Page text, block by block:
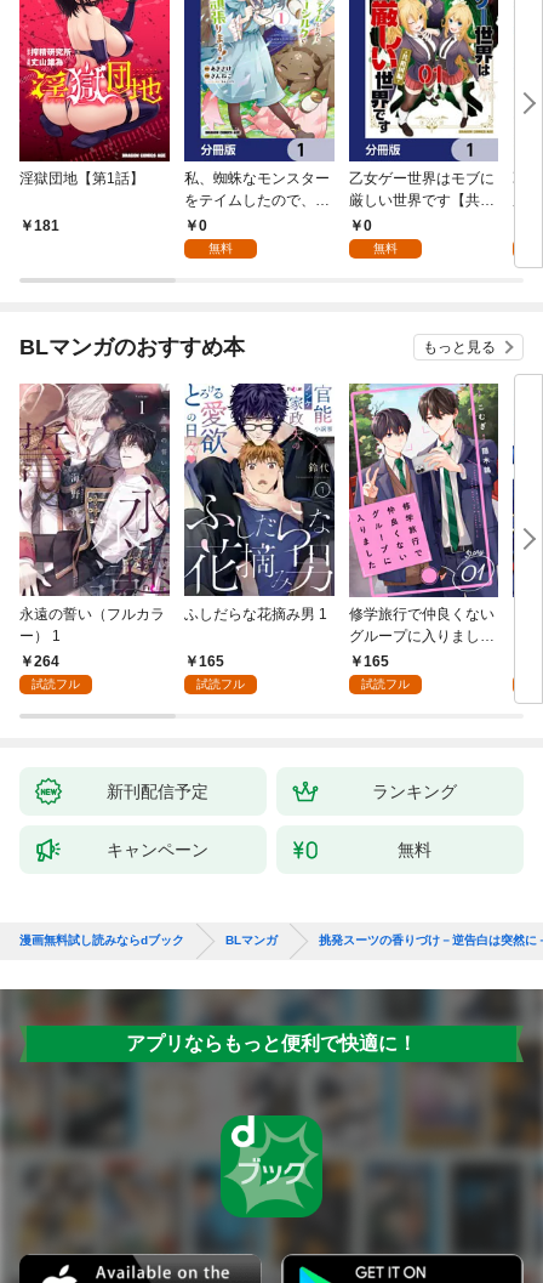
淫獄団地【第1話】
181
私、蜘蛛なモンスター
をテイムしたので、ス
パイダーシルクで裁縫
を頑張ります！【分冊
0
無料
乙女ゲー世界はモブに
厳しい世界です【共和
国編】【分冊版】 1
0
無料
乙
BLマンガのおすすめ本 もっと見る
永遠の誓い（フルカラ
ー） 1
264
試読フル
ふしだらな花摘み男 1
165
試読フル
修学旅行で仲良くない
グループに入りました
【単話版】1巻
165
試読フル
が
ら
新刊配信予定 ランキング
キャンペーン 無料
漫画無料試し読みならdブック BLマンガ 挑発スーツの香りづけ－逆告白は突然に
アプリならもっと便利で快適に！